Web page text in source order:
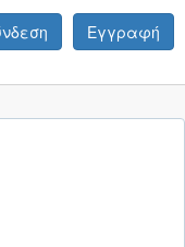
Εγγραφή